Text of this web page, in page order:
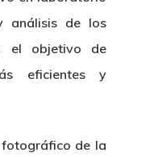
análisis de los
el objetivo de
eficientes y
de la